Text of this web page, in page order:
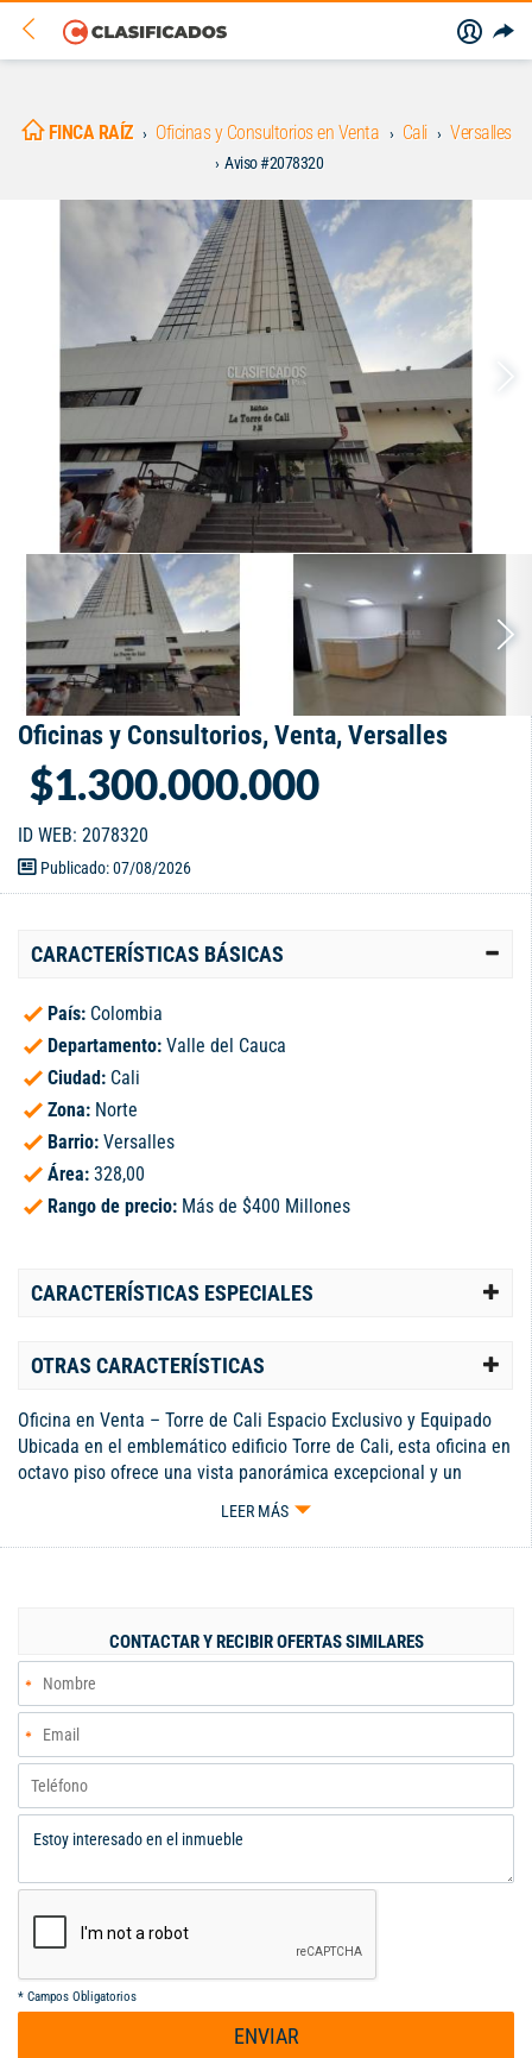
FINCA RAÍZ Oficinas y Consultorios en Venta Cali Versalles
Aviso #2078320
Oficinas y Consultorios, Venta, Versalles
$1.300.000.000
ID WEB: 2078320
Publicado: 07/08/2026
CARACTERÍSTICAS BÁSICAS
País: Colombia
Departamento: Valle del Cauca
Ciudad: Cali
Zona: Norte
Barrio: Versalles
Área: 328,00
Rango de precio: Más de $400 Millones
CARACTERÍSTICAS ESPECIALES
OTRAS CARACTERÍSTICAS
Oficina en Venta – Torre de Cali Espacio Exclusivo y Equipado
Ubicada en el emblemático edificio Torre de Cali, esta oficina en
octavo piso ofrece una vista panorámica excepcional y un
entorno empresarial de alto nivel. Con una superficie de más de
comodidad, eficiencia y una ubicación
acondicionado en todas las áreas para un ambiente
confortable,mobiliario incluido: mesas de trabajo, sillas
ergonómicas y módulos organizativos,ubicación privilegiada en
uno de los edificios corporativos más reconocidos de la ciudad.
Esta oficina está lista para ser ocupada de inmediato, brindando
una solución integral para empresas que valoran la excelencia y
la funcionalidad. Contáctanos hoy mismo para más información
o para agendar una visita personalizada. ¡No dejes pasar esta
oportunidad única!
LEER MÁS
CONTACTAR Y RECIBIR OFERTAS SIMILARES
* Campos Obligatorios
ENVIAR